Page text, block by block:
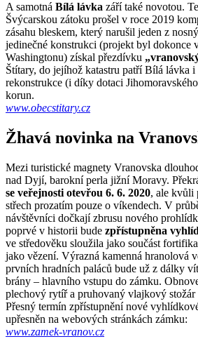
A samotná Bílá lávka září také novotou.
Švýcarskou zátoku prošel v roce 2019
zásahu bleskem, který narušil jeden z
jedinečné konstrukci (projekt byl dokonce
Washingtonu) získal přezdívku
Štítary, do jejíhož katastru patří Bílá lávka i
rekonstrukce (i díky dotaci
korun.
www.obecstitary.cz
Žhavá novinka na
Mezi turistické magnety Vranovska
nad Dyjí, barokní perla jižní Moravy.
se veřejnosti otevřou 6. 6. 2020, ale kvůli
střech prozatím pouze o víkendech. V
návštěvníci dočkají zbrusu nového
poprvé v historii bude zpřístupněna
ve středověku sloužila jako součást
jako vězení. Výrazná kamenná hranolová
prvních hradních paláců bude už z dálky
brány – hlavního vstupu do zámku.
plechový rytíř a pruhovaný vlajkový stožár
Přesný termín zpřístupnění nové
upřesněn na webových stránkách zámku:
www.zamek-vranov.cz